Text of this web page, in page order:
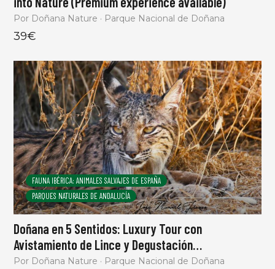
Por Doñana Nature · Parque Nacional de Doñana
39€
FAUNA IBÉRICA: ANIMALES SALVAJES DE ESPAÑA
PARQUES NATURALES DE ANDALUCÍA
Doñana en 5 Sentidos: Luxury Tour con
Avistamiento de Lince y Degustación
Gastronómica
Por Doñana Nature · Parque Nacional de Doñana